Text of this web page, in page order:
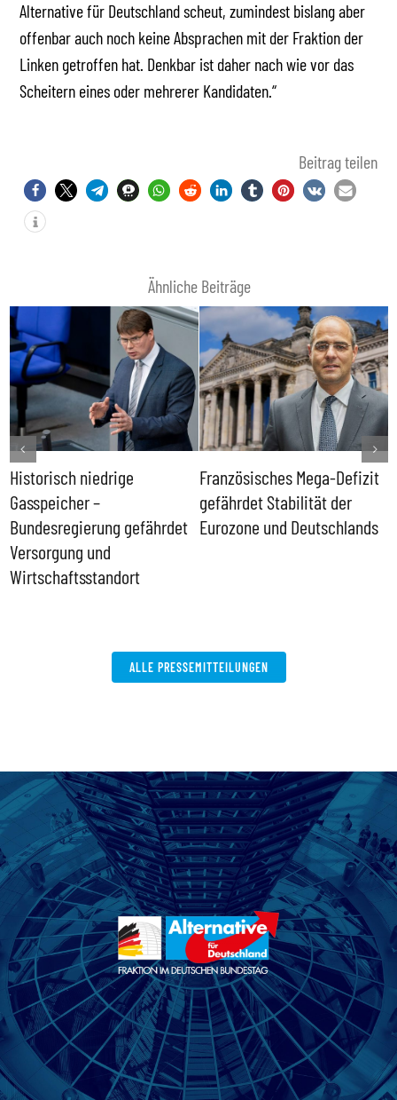
Alternative für Deutschland scheut, zumindest bislang aber
offenbar auch noch keine Absprachen mit der Fraktion der
Linken getroffen hat. Denkbar ist daher nach wie vor das
Scheitern eines oder mehrerer Kandidaten.“
Beitrag teilen
Ähnliche Beiträge
Historisch niedrige
Gasspeicher –
Bundesregierung gefährdet
Versorgung und
Wirtschaftsstandort
Französisches Mega-Defizit
gefährdet Stabilität der
Eurozone und Deutschlands
ALLE PRESSEMITTEILUNGEN